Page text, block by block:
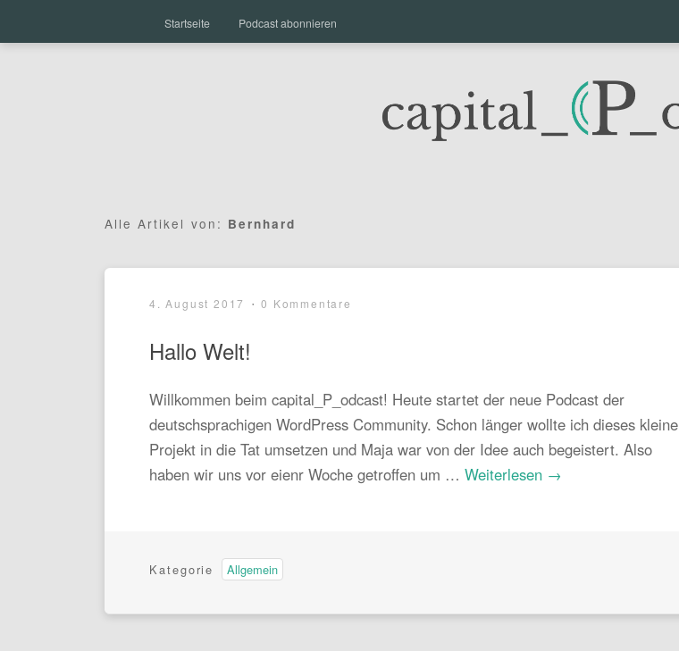
Startseite Podcast abonnieren
Alle Artikel von: Bernhard
4. August 2017 0 Kommentare
Hallo Welt!
Willkommen beim capital_P_odcast! Heute startet der neue Podcast der
deutschsprachigen WordPress Community. Schon länger wollte ich dieses kleine
Projekt in die Tat umsetzen und Maja war von der Idee auch begeistert. Also
haben wir uns vor eienr Woche getroffen um … Weiterlesen →
Kategorie Allgemein